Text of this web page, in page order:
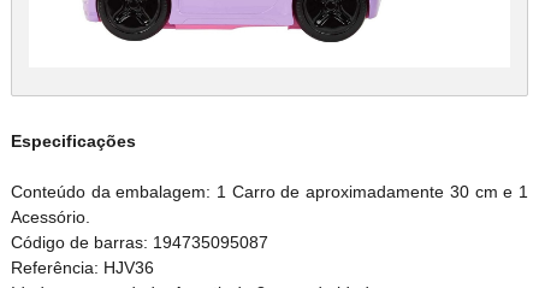
Especificações
Conteúdo da embalagem: 1 Carro de aproximadamente 30 cm e 1
Acessório.
Código de barras: 194735095087
Referência: HJV36